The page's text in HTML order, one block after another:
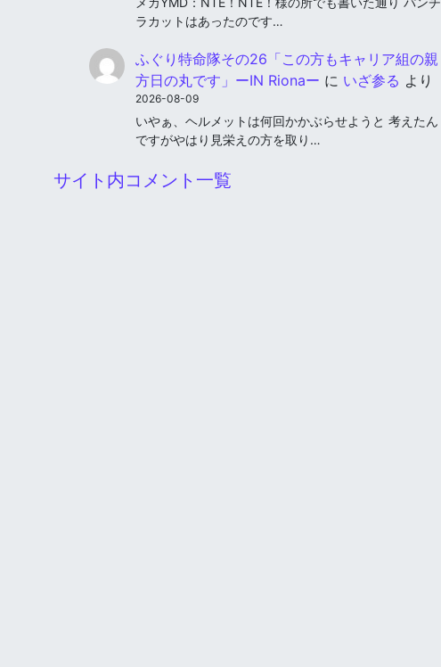
ラカットはあったのです…
ふぐり特命隊その26「この方もキャリア組の親
方日の丸です」ーIN Rionaー に いざ参る より
2026-08-09
いやぁ、ヘルメットは何回かかぶらせようと 考えたん
ですがやはり見栄えの方を取り…
サイト内コメント一覧